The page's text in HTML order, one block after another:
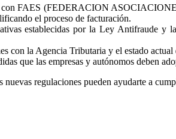
FAES (FEDERACION
el proceso de facturación.
establecidas por la Ley Antifraude y
con la Agencia Tributaria y el estado
que las empresas y autónomos deben
nuevas regulaciones pueden ayudarte a